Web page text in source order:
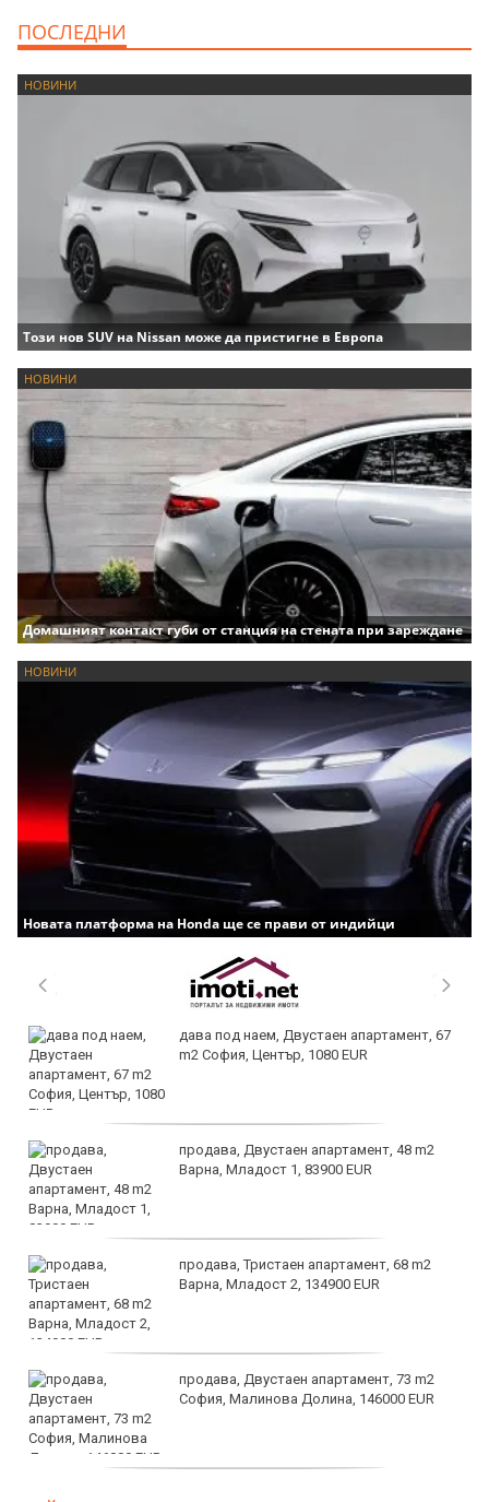
ПОСЛЕДНИ
НОВИНИ
Този нов SUV на Nissan може да пристигне в Европа
НОВИНИ
Домашният контакт губи от станция на стената при зареждане
НОВИНИ
Новата платформа на Honda ще се прави от индийци
дава под наем, Двустаен апартамент, 67
m2 София, Център, 1080 EUR
продава, Двустаен апартамент, 48 m2
Варна, Младост 1, 83900 EUR
продава, Тристаен апартамент, 68 m2
Варна, Младост 2, 134900 EUR
продава, Двустаен апартамент, 73 m2
София, Малинова Долина, 146000 EUR